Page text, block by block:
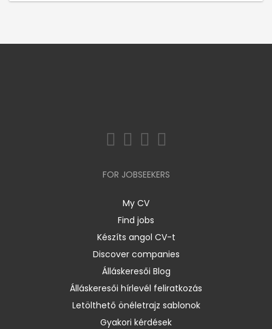
FOR JOBSEEKERS
My CV
Find jobs
Készíts angol CV-t
Discover companies
Álláskeresői Blog
Álláskeresői hírlevél feliratkozás
Letölthető önéletrajz sablonok
Gyakori kérdések